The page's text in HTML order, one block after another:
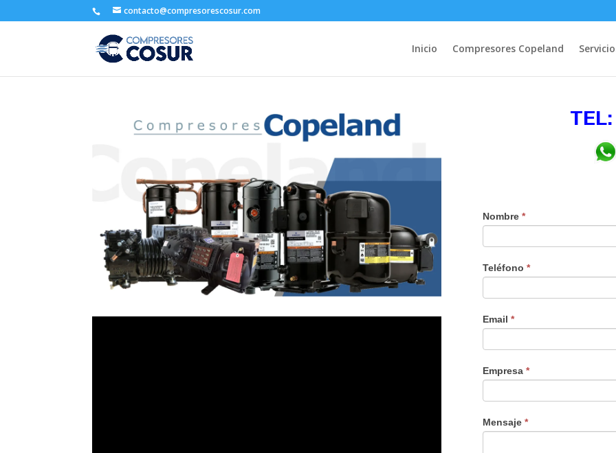
contacto@compresorescosur.com
Inicio Compresores Copeland
Nombre *
Teléfono *
Email *
Empresa *
Mensaje *